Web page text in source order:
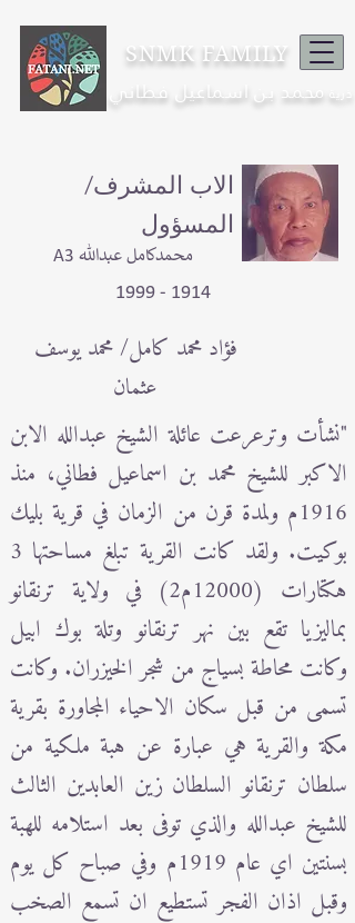
SNMK FAMILY
ذرية محمد بن اسماعيل فطاني
A3 محمدكامل عبدالله
الاب المشرف/
المسؤول
1914 - 1999
فؤاد محمد كامل/ محمد يوسف
عثمان
"نشأت وترعرعت عائلة الشيخ عبدالله الابن
الاكبر للشيخ محمد بن اسماعيل فطاني، منذ
1916م ولمدة قرن من الزمان في قرية بليك
بوكيت. ولقد كانت القرية تبلغ مساحتها 3
هكتارات (12000م2) في ولاية ترنقانو
بماليزيا تقع بين نهر ترنقانو وتلة بوك ابيل
وكانت محاطة بسياج من شجر الخيزران. وكانت
تسمى من قبل سكان الاحياء المجاورة بقرية
مكة والقرية هي عبارة عن هبة ملكية من
سلطان ترنقانو السلطان زين العابدين الثالث
للشيخ عبدالله والذي توفى بعد استلامه للهبة
بسنتين اي عام 1919م وفي صباح كل يوم
وقبل اذان الفجر تستطيع ان تسمع الصخب